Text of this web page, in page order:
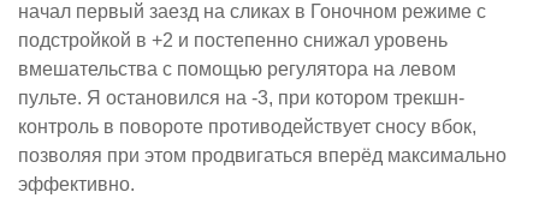
начал первый заезд на сликах в Гоночном режиме с
подстройкой в +2 и постепенно снижал уровень
вмешательства с помощью регулятора на левом
пульте. Я остановился на -3, при котором трекшн-
контроль в повороте противодействует сносу вбок,
позволяя при этом продвигаться вперёд максимально
эффективно.